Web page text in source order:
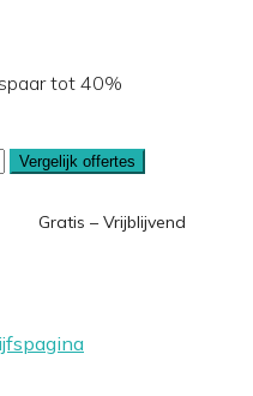
tot 40%
Vergelijk offertes
Gratis – Vrijblijvend